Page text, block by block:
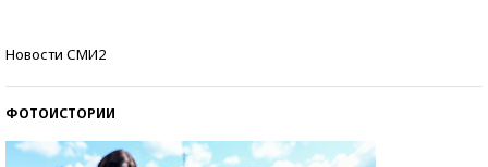
Новости СМИ2
ФОТОИСТОРИИ